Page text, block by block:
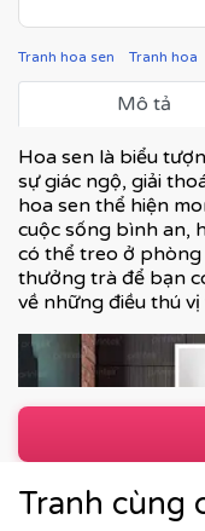
Tranh hoa sen Tranh hoa
Mô tả
Hoa sen là biểu
sự giác ngộ, giải
hoa sen thể hiện
cuộc sống bình an,
có thể treo ở
thưởng trà để bạn
về những điều thú
Tranh cùng